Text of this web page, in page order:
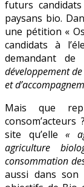
futurs
paysans bio.
une pétition «
candidats à
demandant de
développement
et
Mais que
site qu’elle «
agriculture
consommation
aussi dans son